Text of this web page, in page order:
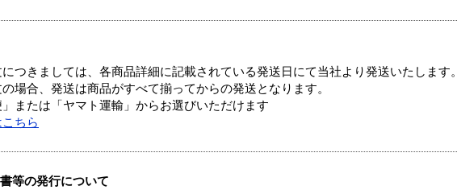
つきましては、各商品詳細に記載されている発送日にて当社より発送いたします。
場合、発送は商品がすべて揃ってからの発送となります。
または「ヤマト運輸」からお選びいただけます
ちら
等の発行について